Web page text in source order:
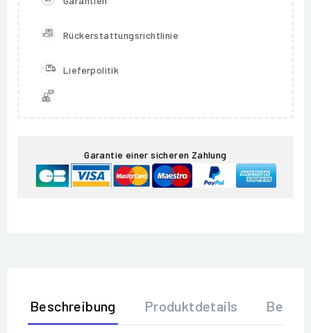
Rückerstattungsrichtlinie
Lieferpolitik
Garantie einer sicheren Zahlung
Beschreibung Produktdetails